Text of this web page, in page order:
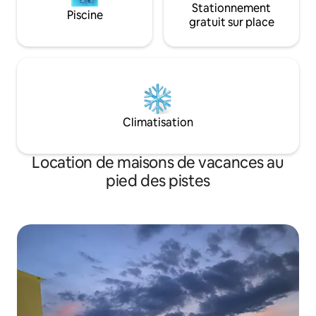
Piscine
Stationnement
gratuit sur place
Climatisation
Location de maisons de vacances au
pied des pistes